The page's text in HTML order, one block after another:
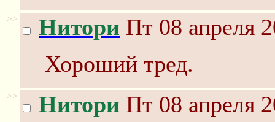
>> Нитори Пт 08 апреля
Хороший тред.
>> Нитори Пт 08 апреля